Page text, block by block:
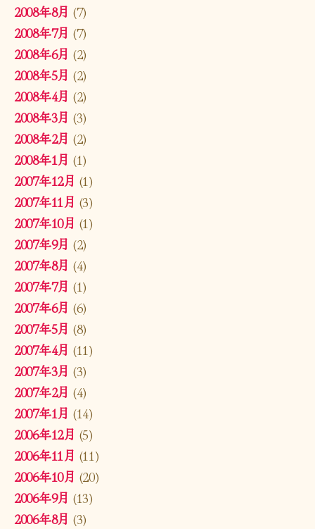
2008年8月 (7)
2008年7月 (7)
2008年6月 (2)
2008年5月 (2)
2008年4月 (2)
2008年3月 (3)
2008年2月 (2)
2008年1月 (1)
2007年12月 (1)
2007年11月 (3)
2007年10月 (1)
2007年9月 (2)
2007年8月 (4)
2007年7月 (1)
2007年6月 (6)
2007年5月 (8)
2007年4月 (11)
2007年3月 (3)
2007年2月 (4)
2007年1月 (14)
2006年12月 (5)
2006年11月 (11)
2006年10月 (20)
2006年9月 (13)
2006年8月 (3)